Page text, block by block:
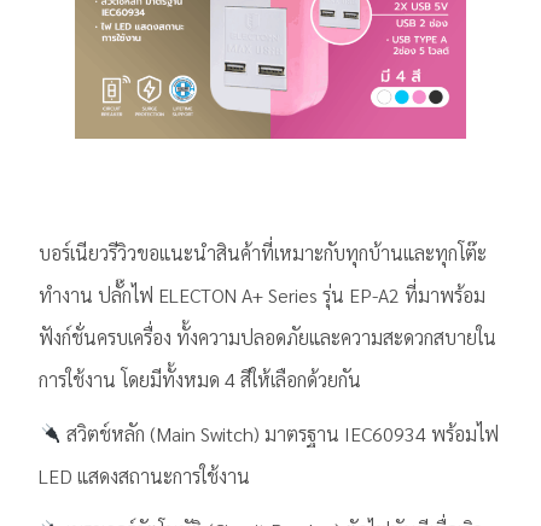
บอร์เนียวรีวิวขอแนะนำสินค้าที่เหมาะกับทุกบ้านและทุกโต๊ะ
ทำงาน ปลั๊กไฟ ELECTON A+ Series รุ่น EP-A2 ที่มาพร้อม
ฟังก์ชั่นครบเครื่อง ทั้งความปลอดภัยและความสะดวกสบายใน
การใช้งาน โดยมีทั้งหมด 4 สีให้เลือกด้วยกัน
สวิตช์หลัก (Main Switch) มาตรฐาน IEC60934 พร้อมไฟ
LED แสดงสถานะการใช้งาน